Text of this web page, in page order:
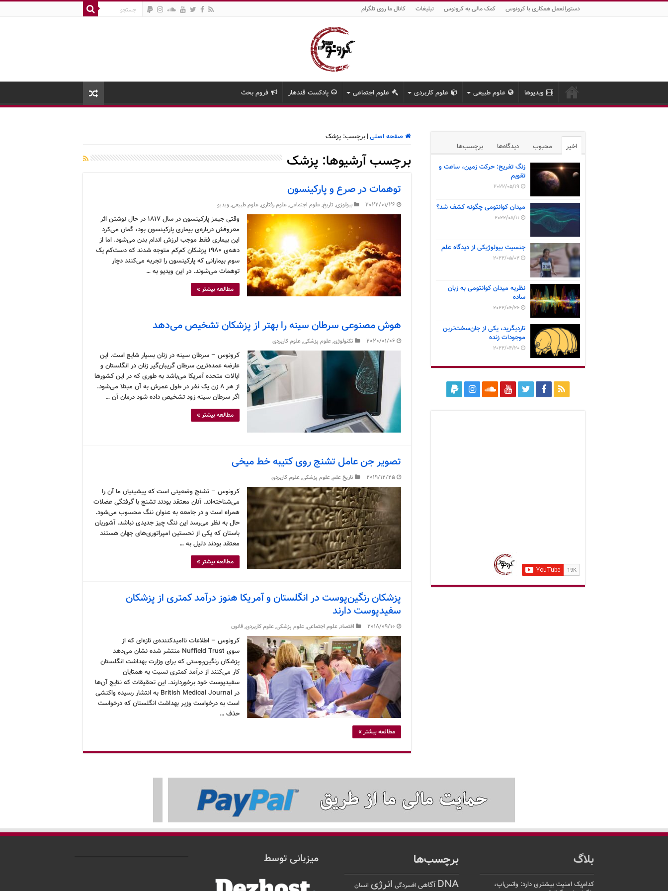
دستورالعمل همکاری با کرونوس کمک مالی به کرونوس تبلیغات کانال ما روی تلگرام
ویدیوها علوم طبیعی علوم کاربردی علوم اجتماعی پادکست قندهار فروم بحث
صفحه اصلی| برچسب: پزشک
برچسب آرشیوها: پزشک
توهمات در صرع و پارکینسون
2022/01/26 بیولوژی, تاریخ,علوم اجتماعی,علوم رفتاری,علوم طبیعی,ویدیو
وقتی جیمز پارکینسون در سال ۱۸۱۷ در حال نوشتن اثر
معروفش درباره‌ی بیماری پارکینسون بود، گمان می‌کرد
این بیماری فقط موجب لرزش اندام بدن می‌شود. اما از
دهه‌ی ۱۹۸۰ پزشکان کم‌کم متوجه شدند که دست‌کم یک
سوم بیمارانی که پارکینسون را تجربه می‌کنند دچار
توهمات می‌شوند. در این ویدیو به …
مطالعه بیشتر »
هوش مصنوعی سرطان سینه را بهتر از پزشکان تشخیص می‌دهد
2020/01/06 تکنولوژی,علوم پزشکی,علوم کاربردی
کرونوس – سرطان سینه در زنان بسیار شایع است. این
عارضه عمده‌ترین سرطان گریبان‌گیر زنان در انگلستان و
ایالات متحده آمریکا می‌باشد به طوری که در این کشورها
از هر ۸ زن یک نفر در طول عمرش به آن مبتلا می‌شود.
اگر سرطان سینه زود تشخیص داده شود درمان آن …
مطالعه بیشتر »
تصویر جن عامل تشنج روی کتیبه خط میخی
2019/12/25 تاریخ علم,علوم پزشکی,علوم کاربردی
کرونوس – تشنج وضعیتی است که پیشینیان ما آن را
می‌شناخته‌اند. آنان معتقد بودند تشنج با گرفتگی عضلات
همراه است و در جامعه به عنوان ننگ محسوب می‌شود.
حال به نظر می‌رسد این ننگ چیز جدیدی نباشد. آشوریان
باستان که یکی از نحستین امپراتوری‌های جهان هستند
معتقد بودند دلیل به …
مطالعه بیشتر »
پزشکان رنگین‌پوست در انگلستان و آمریکا هنوز درآمد کمتری از پزشکان
سفیدپوست دارند
2018/09/10 اقتصاد,علوم اجتماعی,علوم پزشکی,علوم کاربردی,قانون
کرونوس – اطلاعات ناامیدکننده‌ی تازه‌ای که از
سوی Nuffield Trust منتشر شده نشان می‌دهد
پزشکان رنگین‌پوستی که برای وزارت بهداشت انگلستان
کار می‌کنند از درآمد کمتری نسبت به همتایان
سفیدپوست خود برخوردارند. این تحقیقات که نتایج آن‌ها
در British Medical Journal به انتشار رسیده واکنشی
است به درخواست وزیر بهداشت انگلستان که درخواست
حذف …
مطالعه بیشتر »
اخیر محبوب دیدگاه‌ها برچسب‌ها
زنگ تفریح: حرکت زمین، ساعت و
تقویم
2022/05/19
میدان کوانتومی چگونه کشف شد؟
2022/05/11
جنسیت بیولوژیکی از دیدگاه علم
2022/05/02
نظریه میدان کوانتومی به زبان
ساده
2022/04/26
تاردیگرید، یکی از جان‌سخت‌ترین
موجودات زنده
2022/04/20
بلاگ
کدام‌یک امنیت بیشتری دارد: واتس‌اپ،
برچسب‌ها
DNA آگاهی افسردگی انرژی انسان
میزبانی توسط